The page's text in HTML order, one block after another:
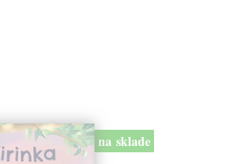
na sklade